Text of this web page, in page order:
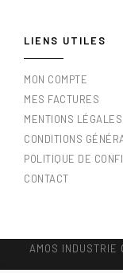
LIENS UTILES
MON COMPTE
MES FACTURES
MENTIONS LÉGALES
CONDITIONS
POLITIQUE DE
CONTACT
AMOS